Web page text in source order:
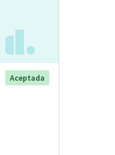
Aceptada